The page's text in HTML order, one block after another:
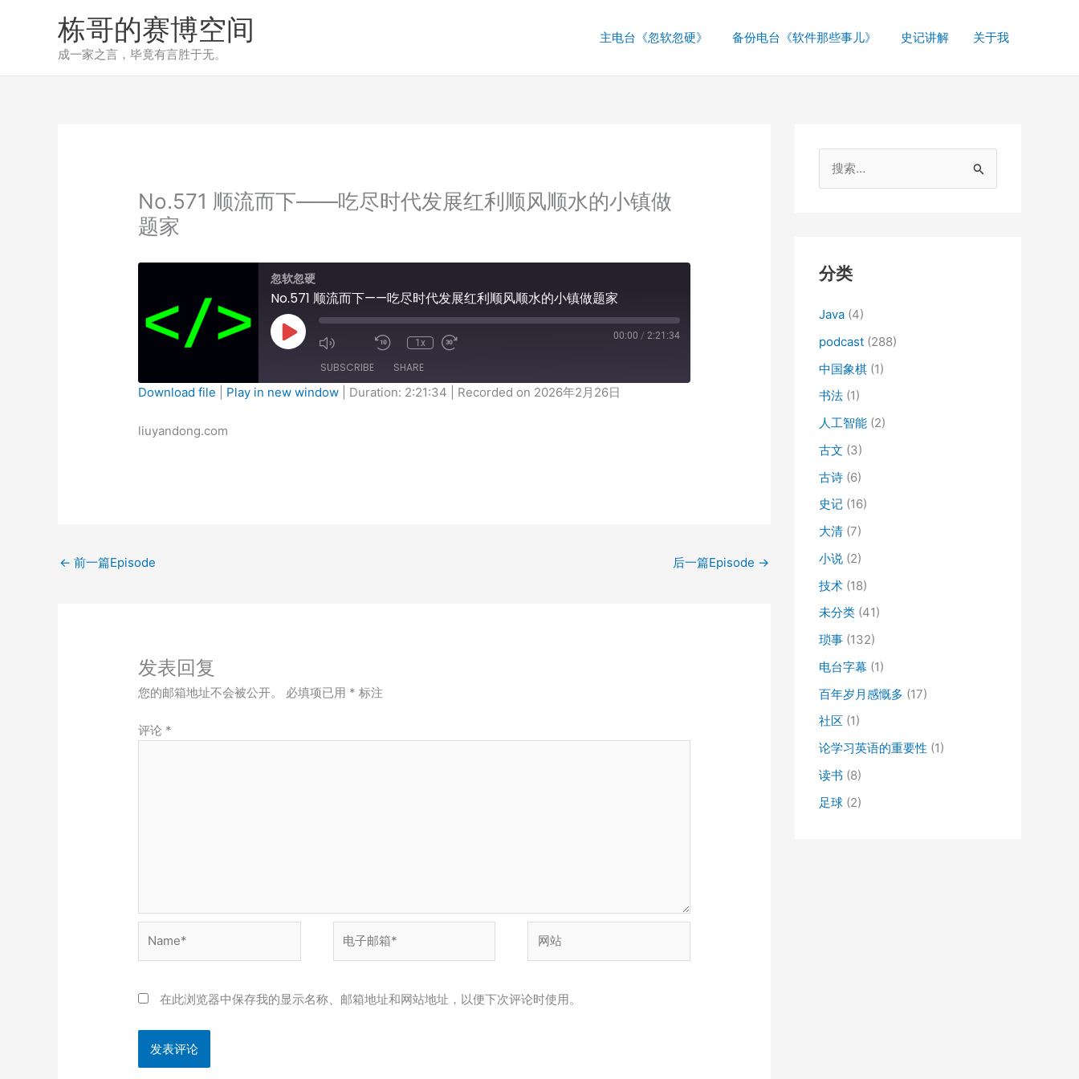
栋哥的赛博空间
成一家之言，毕竟有言胜于无。
主电台《忽软忽硬》 备份电台《软件那些事儿》 史记讲解 关于我
No.571 顺流而下——吃尽时代发展红利顺风顺水的小镇做
题家
忽软忽硬
No.571 顺流而下——吃尽时代发展红利顺风顺水的小镇做题家
Play
Episode
1x
00:00 / 2:21:34
SUBSCRIBE SHARE
RSS FEED
Download file Play in new window Duration: 2:21:34 Recorded on 2026年2月26日
liuyandong.com
← 前一篇Episode 后一篇Episode →
发表回复
您的邮箱地址不会被公开。 必填项已用 * 标注
评论 *
*
站
在此浏览器中保存我的显示名称、邮箱地址和网站地址，以便下次评论时使用。
分类
Java (4)
podcast (288)
中国象棋 (1)
书法 (1)
人工智能 (2)
古文 (3)
古诗 (6)
史记 (16)
大清 (7)
小说 (2)
技术 (18)
未分类 (41)
琐事 (132)
电台字幕 (1)
百年岁月感慨多 (17)
社区 (1)
论学习英语的重要性 (1)
读书 (8)
足球 (2)